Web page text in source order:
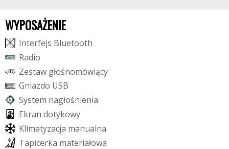
WYPOSAŻENIE
Interfejs Bluetooth
Radio
Zestaw głośnomówiący
Gniazdo USB
System nagłośnienia
Ekran dotykowy
Klimatyzacja manualna
Tapicerka materiałowa